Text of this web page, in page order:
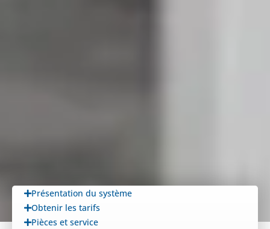
Présentation du système
Obtenir les tarifs
Pièces et service